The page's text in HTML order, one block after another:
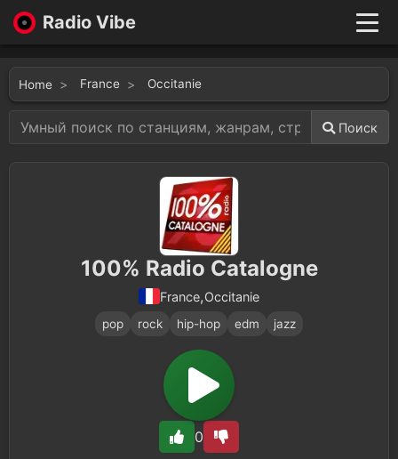
Radio Vibe
Genres
Likes
Favorites
Home France Occitanie
Поиск
100% Radio Catalogne
France,Occitanie
pop rock hip-hop edm jazz
0